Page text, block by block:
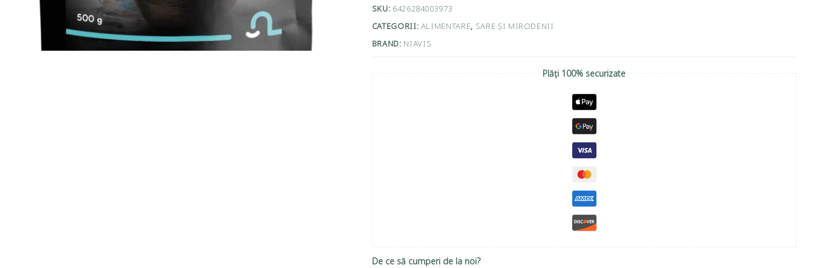
SKU: 6426284003973
CATEGORII: ALIMENTARE, SARE ȘI MIRODENII
BRAND: NIAVIS
Plăți 100% securizate
De ce să cumperi de la noi?